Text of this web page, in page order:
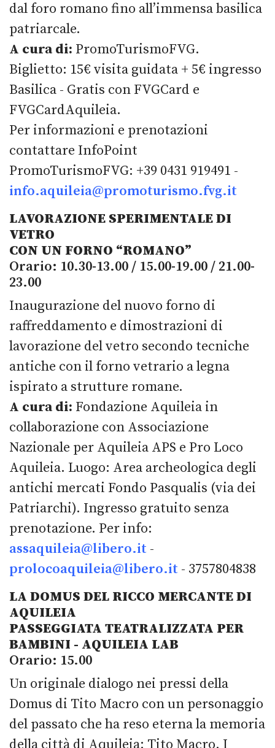
dal foro romano fino all’immensa basilica
patriarcale.
A cura di: PromoTurismoFVG.
Biglietto: 15€ visita guidata + 5€ ingresso
Basilica - Gratis con FVGCard e
FVGCardAquileia.
Per informazioni e prenotazioni
contattare InfoPoint
PromoTurismoFVG: +39 0431 919491 -
info.aquileia@promoturismo.fvg.it
LAVORAZIONE SPERIMENTALE DI
VETRO
CON UN FORNO “ROMANO”
Orario: 10.30-13.00 / 15.00-19.00 / 21.00-
23.00
Inaugurazione del nuovo forno di
raffreddamento e dimostrazioni di
lavorazione del vetro secondo tecniche
antiche con il forno vetrario a legna
ispirato a strutture romane.
A cura di: Fondazione Aquileia in
collaborazione con Associazione
Nazionale per Aquileia APS e Pro Loco
Aquileia. Luogo: Area archeologica degli
antichi mercati Fondo Pasqualis (via dei
Patriarchi). Ingresso gratuito senza
prenotazione. Per info:
assaquileia@libero.it -
prolocoaquileia@libero.it - 3757804838
LA DOMUS DEL RICCO MERCANTE DI
AQUILEIA
PASSEGGIATA TEATRALIZZATA PER
BAMBINI - AQUILEIA LAB
Orario: 15.00
Un originale dialogo nei pressi della
Domus di Tito Macro con un personaggio
del passato che ha reso eterna la memoria